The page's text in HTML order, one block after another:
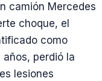
camión Mercedes
choque, el
como
perdió la
lesiones